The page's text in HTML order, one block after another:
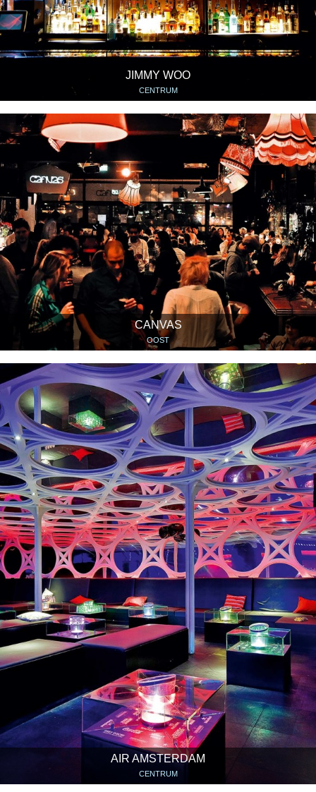
JIMMY WOO
CENTRUM
CANVAS
OOST
AIR AMSTERDAM
CENTRUM